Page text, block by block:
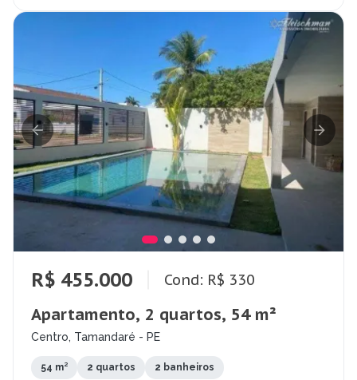
R$ 455.000 Cond: R$ 330
Apartamento, 2 quartos, 54 m²
Centro, Tamandaré - PE
54 m² 2 quartos 2 banheiros